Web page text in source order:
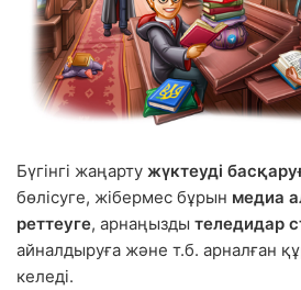
Бүгінгі жаңарту жүктеуді
бөлісуге, жібермес бұрын медиа
реттеуге, арнаңызды теледидар
айналдыруға және т.б. арналған
келеді.